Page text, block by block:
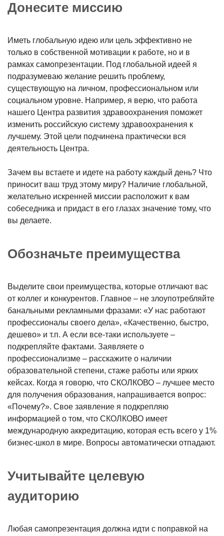
Донесите миссию
Иметь глобальную идею или цель эффективно не
только в собственной мотивации к работе, но и в
рамках самопрезентации. Под глобальной идеей я
подразумеваю желание решить проблему,
существующую на личном, профессиональном или
социальном уровне. Например, я верю, что работа
нашего Центра развития здравоохранения поможет
изменить российскую систему здравоохранения к
лучшему. Этой цели подчинена практически вся
деятельность Центра.
Зачем вы встаете и идете на работу каждый день? Что
приносит ваш труд этому миру? Наличие глобальной,
желательно искренней миссии расположит к вам
собеседника и придаст в его глазах значение тому, что
вы делаете.
Обозначьте преимущества
Выделите свои преимущества, которые отличают вас
от коллег и конкурентов. Главное – не злоупотребляйте
банальными рекламными фразами: «У нас работают
профессионалы своего дела», «Качественно, быстро,
дешево» и т.п. А если все-таки используете –
подкрепляйте фактами. Заявляете о
профессионализме – расскажите о наличии
образовательной степени, стаже работы или ярких
кейсах. Когда я говорю, что СКОЛКОВО – лучшее место
для получения образования, напрашивается вопрос:
«Почему?». Свое заявление я подкрепляю
информацией о том, что СКОЛКОВО имеет
международную аккредитацию, которая есть всего у 1%
бизнес-школ в мире. Вопросы автоматически отпадают.
Учитывайте целевую
аудиторию
Любая самопрезентация должна идти с поправкой на